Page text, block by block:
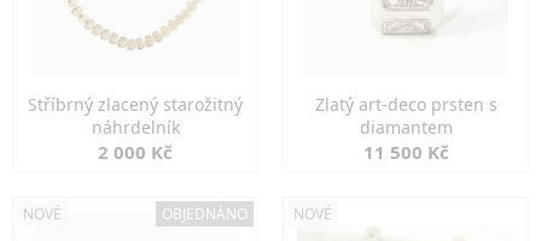
Stříbrný zlacený starožitný
náhrdelník
2 000 Kč
Zlatý art-deco prsten s
diamantem
11 500 Kč
NOVÉ OBJEDNÁNO NOVÉ